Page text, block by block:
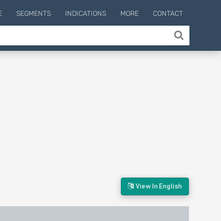
SEGMENTS INDICATIONS MORE CONTACT
View In English